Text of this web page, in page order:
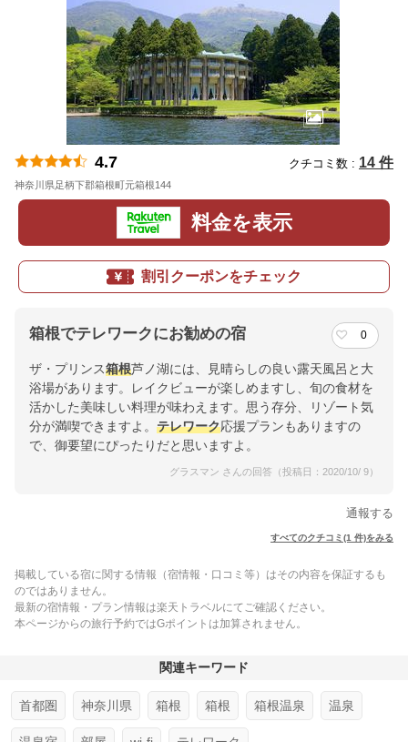
4.7 クチコミ数 : 14 件
神奈川県足柄下郡箱根町元箱根144
料金を表示
割引クーポンをチェック
箱根でテレワークにお勧めの宿 0
ザ・プリンス箱根芦ノ湖には、見晴らしの良い露天風呂と大
浴場があります。レイクビューが楽しめますし、旬の食材を
活かした美味しい料理が味わえます。思う存分、リゾート気
分が満喫できますよ。 テレワーク応援プランもありますの
で、御要望にぴったりだと思いますよ。
グラスマン さんの回答（投稿日：2020/10/ 9）
通報する
すべてのクチコミ(1 件)をみる
掲載している宿に関する情報（宿情報・口コミ等）はその内容を保証するも
のではありません。
最新の宿情報・プラン情報は楽天トラベルにてご確認ください。
本ページからの旅行予約ではGポイントは加算されません。
関連キーワード
首都圏 神奈川県 箱根 箱根 箱根温泉 温泉